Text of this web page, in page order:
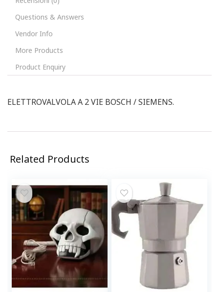
Questions & Answers
Vendor Info
More Products
Product Enquiry
ELETTROVALVOLA A 2 VIE BOSCH / SIEMENS.
Related Products